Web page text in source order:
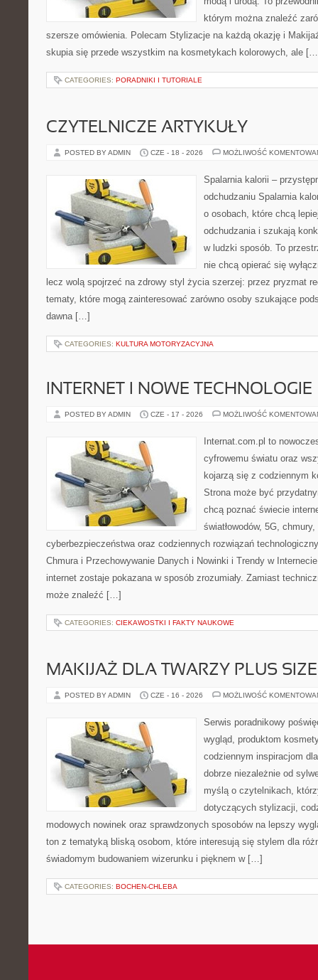
którym można znaleźć
szersze omówienia. Polecam Stylizacje na każdą okazję i
skupia się przede wszystkim na kosmetykach kolorowych, ale
CATEGORIES: PORADNIKI I TUTORIALE
CZYTELNICZE ARTYKUŁY
POSTED BY ADMIN CZE - 18 - 2026 MOŻLIWOŚĆ
Spalarnia kalorii –
odchudzaniu Spalarnia
o osobach, które chcą
odchudzania i szukają
w ludzki sposób. To
nie chcą opierać się
lecz wolą spojrzeć na zdrowy styl życia szerzej: przez pryzmat
tematy, które mogą zainteresować zarówno osoby szukające
dawna […]
CATEGORIES: KULTURA MOTORYZACYJNA
INTERNET I NOWE TECHNOLOGIE
POSTED BY ADMIN CZE - 17 - 2026 MOŻLIWOŚĆ
Internat.com.pl to
cyfrowemu światu oraz
kojarzą się z codziennym
Strona może być
chcą poznać świecie
światłowodów, 5G,
cyberbezpieczeństwa oraz codziennych rozwiązań
Chmura i Przechowywanie Danych i Nowinki i Trendy w
internet zostaje pokazana w sposób zrozumiały. Zamiast
może znaleźć […]
CATEGORIES: CIEKAWOSTKI I FAKTY NAUKOWE
MAKIJAŻ DLA TWARZY PLUS SIZE
POSTED BY ADMIN CZE - 16 - 2026 MOŻLIWOŚĆ
Serwis poradnikowy
wygląd, produktom
codziennym inspiracjom
dobrze niezależnie od
myślą o czytelnikach,
dotyczących stylizacji,
modowych nowinek oraz sprawdzonych sposobów na lepszy
ton z tematyką bliską osobom, które interesują się stylem dla
świadomym budowaniem wizerunku i pięknem w […]
CATEGORIES: BOCHEN-CHLEBA